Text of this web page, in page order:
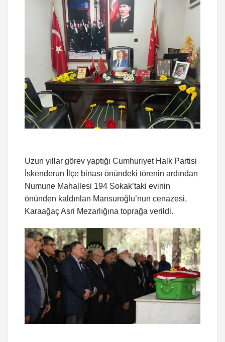
Uzun yıllar görev yaptığı Cumhuriyet Halk Partisi
İskenderun İlçe binası önündeki törenin ardından
Numune Mahallesi 194 Sokak’taki evinin
önünden kaldırılan Mansuroğlu’nun cenazesi,
Karaağaç Asri Mezarlığına toprağa verildi.